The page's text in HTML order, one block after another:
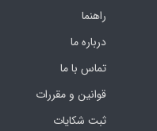
راهنما
درباره ما
تماس با ما
قوانین و مقررات
ثبت شکایات